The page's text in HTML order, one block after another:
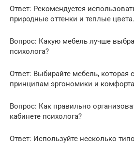
Ответ: Рекомендуется
природные оттенки и теплые цвета.
Вопрос: Какую мебель лучше
психолога?
Ответ: Выбирайте мебель, которая
принципам эргономики и
Вопрос: Как правильно
кабинете психолога?
Ответ: Используйте несколько